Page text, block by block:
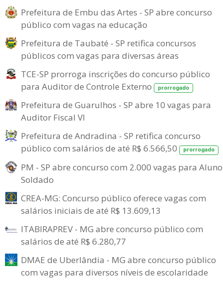
Prefeitura de Embu das Artes - SP abre concurso
público com vagas na educação
Prefeitura de Taubaté - SP retifica concursos
públicos com vagas para diversas áreas
TCE-SP prorroga inscrições do concurso público
para Auditor de Controle Externo
prorrogado
Prefeitura de Guarulhos - SP abre 10 vagas para
Auditor Fiscal VI
Prefeitura de Andradina - SP retifica concurso
público com salários de até R$ 6.566,50
prorrogado
PM - SP abre concurso com 2.000 vagas para
Soldado
CREA-MG: Concurso público oferece vagas com
salários iniciais de até R$ 13.609,13
ITABIRAPREV - MG abre concurso público com
salários de até R$ 6.280,77
DMAE de Uberlândia - MG abre concurso público
com vagas para diversos níveis de escolaridade